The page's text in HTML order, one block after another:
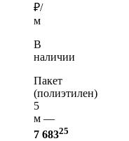
₽/
м
В
наличии
Пакет
(полиэтилен)
5
м —
7 68325